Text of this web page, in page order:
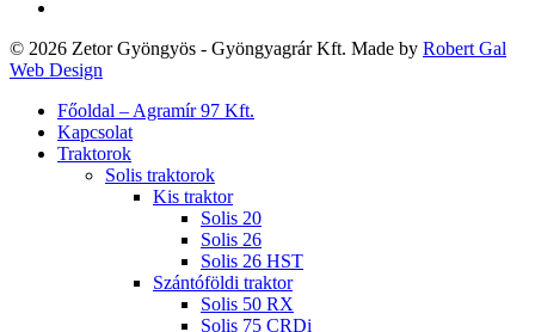
© 2026 Zetor Gyöngyös - Gyöngyagrár Kft. Made by Robert Gal
Web Design
Close
Menu
Főoldal – Agramír 97 Kft.
Kapcsolat
Traktorok
Solis traktorok
Kis traktor
Solis 20
Solis 26
Solis 26 HST
Szántóföldi traktor
Solis 50 RX
Solis 75 CRDi